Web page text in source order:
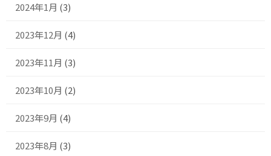
2024年1月 (3)
2023年12月 (4)
2023年11月 (3)
2023年10月 (2)
2023年9月 (4)
2023年8月 (3)